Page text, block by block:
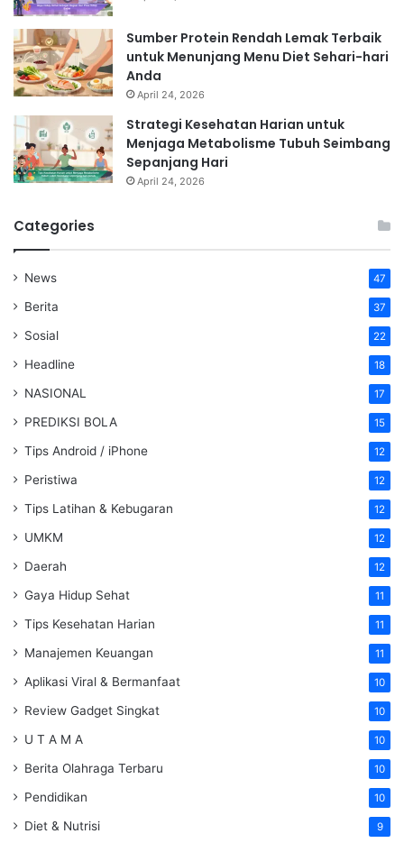
Sumber Protein Rendah Lemak Terbaik
untuk Menunjang Menu Diet Sehari-hari
Anda
April 24, 2026
Strategi Kesehatan Harian untuk
Menjaga Metabolisme Tubuh Seimbang
Sepanjang Hari
April 24, 2026
Categories
News 47
Berita 37
Sosial 22
Headline 18
NASIONAL 17
PREDIKSI BOLA 15
Tips Android / iPhone 12
Peristiwa 12
Tips Latihan & Kebugaran 12
UMKM 12
Daerah 12
Gaya Hidup Sehat 11
Tips Kesehatan Harian 11
Manajemen Keuangan 11
Aplikasi Viral & Bermanfaat 10
Review Gadget Singkat 10
U T A M A 10
Berita Olahraga Terbaru 10
Pendidikan 10
Diet & Nutrisi 9